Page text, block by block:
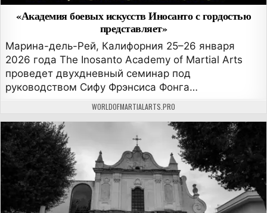
«Академия боевых искусств Иносанто с гордостью
представляет»
Марина-дель-Рей, Калифорния 25–26 января
2026 года The Inosanto Academy of Martial Arts
проведет двухдневный семинар под
руководством Сифу Фрэнсиса Фонга…
АВТОР:
WORLDOFMARTIALARTS.PRO